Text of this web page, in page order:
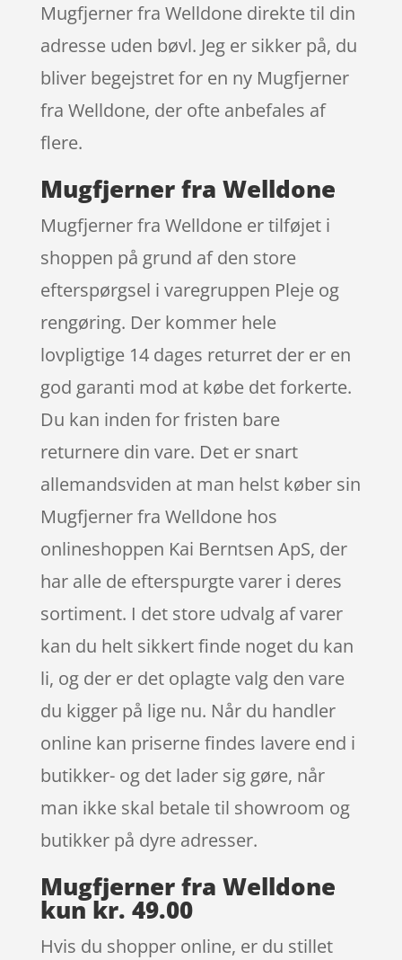
Mugfjerner fra Welldone direkte til din
adresse uden bøvl. Jeg er sikker på, du
bliver begejstret for en ny Mugfjerner
fra Welldone, der ofte anbefales af
flere.
Mugfjerner fra Welldone
Mugfjerner fra Welldone er tilføjet i
shoppen på grund af den store
efterspørgsel i varegruppen Pleje og
rengøring. Der kommer hele
lovpligtige 14 dages returret der er en
god garanti mod at købe det forkerte.
Du kan inden for fristen bare
returnere din vare. Det er snart
allemandsviden at man helst køber sin
Mugfjerner fra Welldone hos
onlineshoppen Kai Berntsen ApS, der
har alle de efterspurgte varer i deres
sortiment. I det store udvalg af varer
kan du helt sikkert finde noget du kan
li, og der er det oplagte valg den vare
du kigger på lige nu. Når du handler
online kan priserne findes lavere end i
butikker- og det lader sig gøre, når
man ikke skal betale til showroom og
butikker på dyre adresser.
Mugfjerner fra Welldone
kun kr. 49.00
Hvis du shopper online, er du stillet